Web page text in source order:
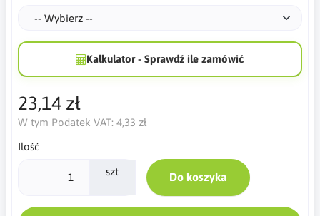
Kalkulator - Sprawdź ile zamówić
23,14 zł
W tym Podatek VAT: 4,33 zł
Ilość
szt Do koszyka